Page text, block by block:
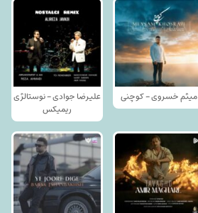
میثم خسروی - کوچنی
علیرضا جوادی - نوستالژی
ریمیکس